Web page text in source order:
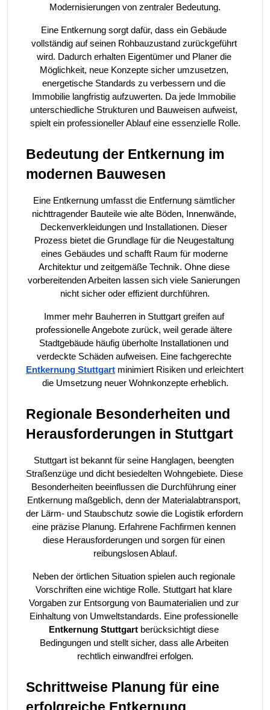
Modernisierungen von zentraler Bedeutung.
Eine Entkernung sorgt dafür, dass ein Gebäude
vollständig auf seinen Rohbauzustand zurückgeführt
wird. Dadurch erhalten Eigentümer und Planer die
Möglichkeit, neue Konzepte sicher umzusetzen,
energetische Standards zu verbessern und die
Immobilie langfristig aufzuwerten. Da jede Immobilie
unterschiedliche Strukturen und Bauweisen aufweist,
spielt ein professioneller Ablauf eine essenzielle Rolle.
Bedeutung der Entkernung im
modernen Bauwesen
Eine Entkernung umfasst die Entfernung sämtlicher
nichttragender Bauteile wie alte Böden, Innenwände,
Deckenverkleidungen und Installationen. Dieser
Prozess bietet die Grundlage für die Neugestaltung
eines Gebäudes und schafft Raum für moderne
Architektur und zeitgemäße Technik. Ohne diese
vorbereitenden Arbeiten lassen sich viele Sanierungen
nicht sicher oder effizient durchführen.
Immer mehr Bauherren in Stuttgart greifen auf
professionelle Angebote zurück, weil gerade ältere
Stadtgebäude häufig überholte Installationen und
verdeckte Schäden aufweisen. Eine fachgerechte
Entkernung Stuttgart minimiert Risiken und erleichtert
die Umsetzung neuer Wohnkonzepte erheblich.
Regionale Besonderheiten und
Herausforderungen in Stuttgart
Stuttgart ist bekannt für seine Hanglagen, beengten
Straßenzüge und dicht besiedelten Wohngebiete. Diese
Besonderheiten beeinflussen die Durchführung einer
Entkernung maßgeblich, denn der Materialabtransport,
der Lärm- und Staubschutz sowie die Logistik erfordern
eine präzise Planung. Erfahrene Fachfirmen kennen
diese Herausforderungen und sorgen für einen
reibungslosen Ablauf.
Neben der örtlichen Situation spielen auch regionale
Vorschriften eine wichtige Rolle. Stuttgart hat klare
Vorgaben zur Entsorgung von Baumaterialien und zur
Entkernung Stuttgart berücksichtigt diese
Bedingungen und stellt sicher, dass alle Arbeiten
rechtlich einwandfrei erfolgen.
Schrittweise Planung für eine